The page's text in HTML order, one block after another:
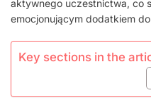
aktywnego uczestnictwa, co
emocjonującym dodatkiem
Key sections in the